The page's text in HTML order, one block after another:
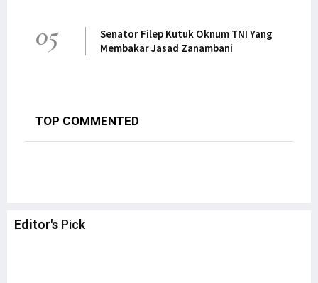
05
Senator Filep Kutuk Oknum TNI Yang
Membakar Jasad Zanambani
TOP COMMENTED
Editor's Pick